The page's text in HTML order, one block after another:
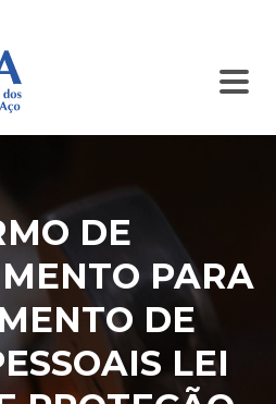
DE
PARA
DE
LEI